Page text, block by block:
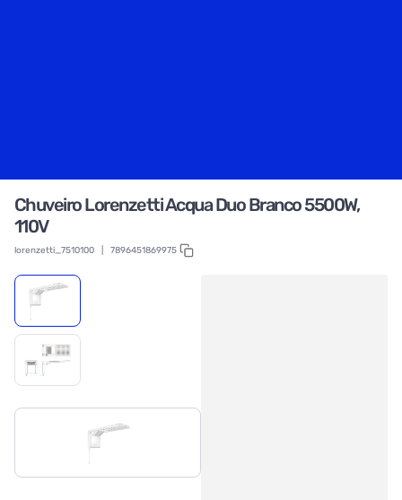
Chuveiro Lorenzetti Acqua Duo Branco 5500W,
110V
lorenzetti_7510100 7896451869975